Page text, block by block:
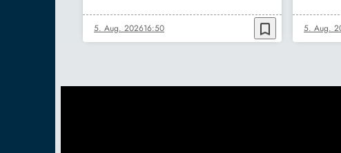
5. Aug. 202616:50 bookmark_border 5. Aug.